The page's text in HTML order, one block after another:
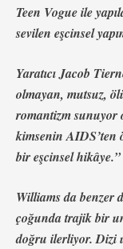
Teen Vogueile
sevilen eşcinsel
Yaratıcı Jacob
olmayan, mutsuz,
romantizm sunuyor
kimsenin AIDS’ten
bir eşcinsel hikâye.”
Williams da benzer
çoğunda trajik bir
doğru ilerliyor. Dizi